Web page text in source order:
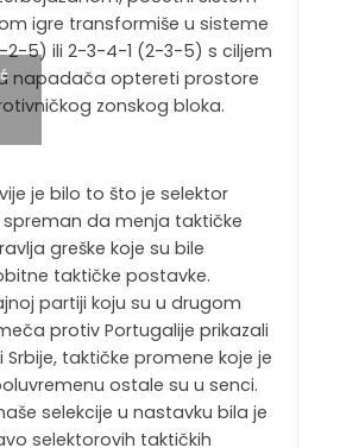
igre transformiše u sisteme
2-5) ili 2-3-4-1 (2-3-5) s ciljem
napadača optereti prostore
zonskog bloka.
je bilo to što je selektor
da menja taktičke
greške koje su bile
taktičke postavke.
partiji koju su u drugom
protiv Portugalije prikazali
taktičke promene koje je
ostale su u senci.
selekcije u nastavku bila je
selektorovih taktičkih